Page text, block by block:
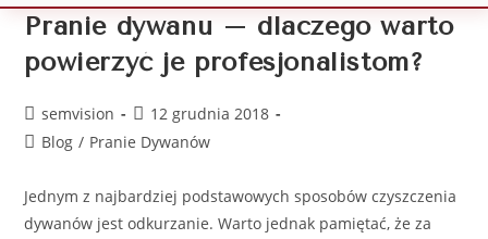
Pranie dywanu – dlaczego warto
powierzyć je profesjonalistom?
semvision
12 grudnia 2018
Blog / Pranie Dywanów
Jednym z najbardziej podstawowych sposobów czyszczenia
dywanów jest odkurzanie. Warto jednak pamiętać, że za